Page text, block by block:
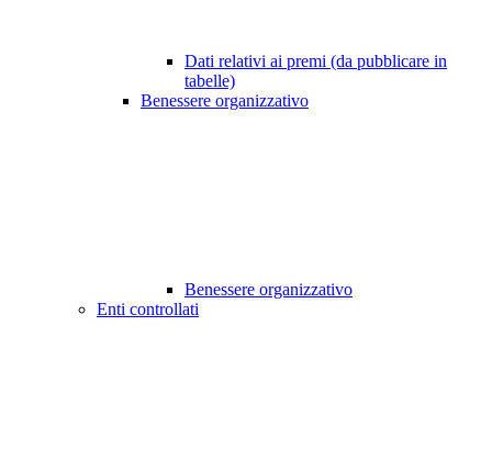
Dati relativi ai premi (da pubblicare in
tabelle)
Benessere organizzativo
Benessere organizzativo
Enti controllati